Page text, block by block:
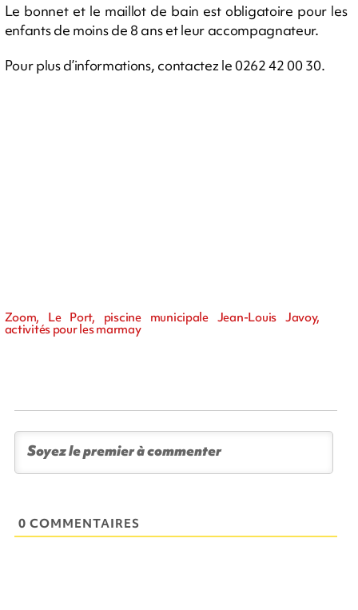
Le bonnet et le maillot de bain est obligatoire pour les
enfants de moins de 8 ans et leur accompagnateur.
Pour plus d’informations, contactez le 0262 42 00 30.
Zoom, Le Port, piscine municipale Jean-Louis Javoy,
activités pour les marmay
0 COMMENTAIRES